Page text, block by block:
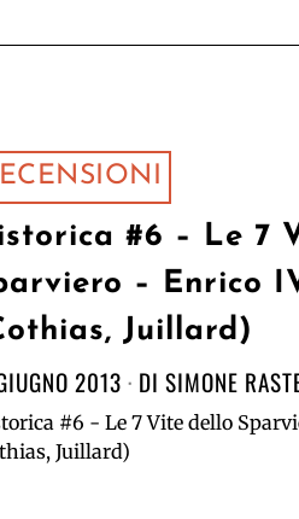
#6 – Le 7
– Enrico
Juillard)
2013 DI SIMONE
#6 - Le 7 Vite dello
Juillard)